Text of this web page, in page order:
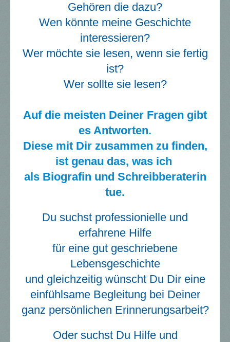
Gehören die dazu?
Wen könnte meine Geschichte
interessieren?
Wer möchte sie lesen, wenn sie fertig
ist?
Wer sollte sie lesen?
Auf die meisten Deiner Fragen gibt
es Antworten.
Diese mit Dir zusammen zu finden,
ist genau das, was ich
als Biografin und Schreibberaterin
tue.
Du suchst professionielle und
erfahrene Hilfe
für eine gut geschriebene
Lebensgeschichte
und gleichzeitig wünscht Du Dir eine
einfühlsame Begleitung bei Deiner
ganz persönlichen Erinnerungsarbeit?
Oder suchst Du Hilfe und